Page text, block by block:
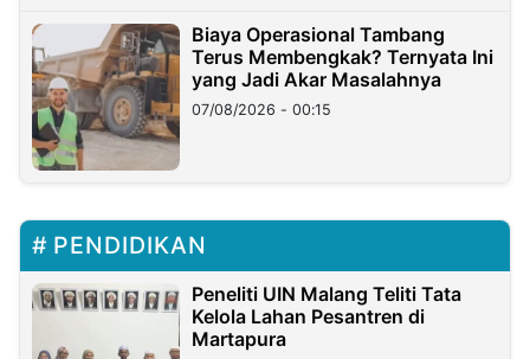
Biaya Operasional Tambang
Terus Membengkak? Ternyata Ini
yang Jadi Akar Masalahnya
07/08/2026 - 00:15
PENDIDIKAN
Peneliti UIN Malang Teliti Tata
Kelola Lahan Pesantren di
Martapura